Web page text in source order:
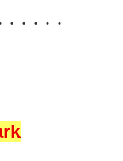
・・・・・